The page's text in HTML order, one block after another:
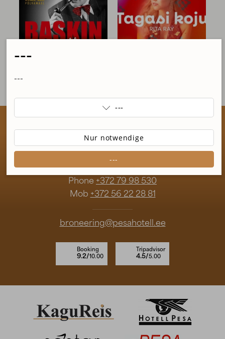
Uus tn. 5 63308 Põlva
Fahranweisungen
Phone +372 79 98 530
Mob +372 56 22 28 81
broneering@pesahotell.ee
Booking
9.2/10.00
Tripadvisor
4.5/5.00
---
---
 ---
Nur notwendige
---